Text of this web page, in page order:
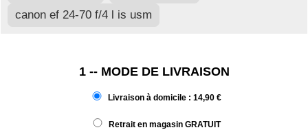
canon ef 24-70 f/4 l is usm
1 -- MODE DE LIVRAISON
Livraison à domicile : 14,90 €
Retrait en magasin GRATUIT